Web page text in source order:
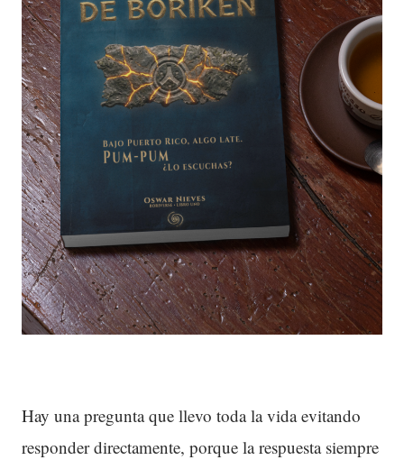
Hay una pregunta que llevo toda la vida evitando
responder directamente, porque la respuesta siempre